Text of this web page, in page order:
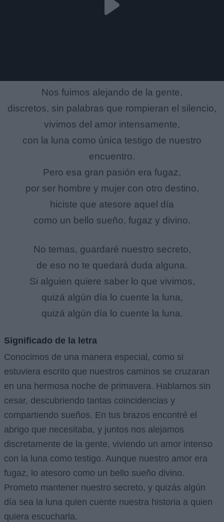
Nos fuimos alejando de la gente,
discretos, sin palabras que rompieran el silencio,
vivimos del amor intensamente,
con la luna como única testigo de nuestro
encuentro.
Pero esa gran pasión era fugaz,
por ser hombre y mujer con otro destino,
hiciste que atesore aquel día
como un bello sueño, fugaz y divino.
No temas, guardaré nuestro secreto,
de eso no te quedará duda alguna.
Si alguien quiere saber lo que vivimos,
quizá algún día lo cuente la luna,
quizá algún día lo cuente la luna.
Significado de la letra
Conocimos de una manera especial, como si
estuviera escrito que nuestros caminos se cruzaran
en una hermosa noche de primavera. Hablamos sin
cesar, descubriendo tantas coincidencias y
compartiendo sueños. En tus brazos encontré el
abrigo que necesitaba, y juntos nos alejamos
discretamente de la gente, viviendo un amor intenso
con la luna como testigo. Aunque nuestro amor era
fugaz, lo atesoro como un bello sueño divino.
Prometo mantener nuestro secreto, y quizás algún
día sea la luna quien cuente nuestra historia a quien
quiera escucharla.